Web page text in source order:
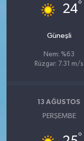
24°
Güneşli
Nem: %63
Rüzgar: 7.31 m/s
13 AĞUSTOS
PERŞEMBE
°